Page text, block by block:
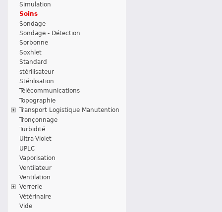
Simulation
Soins
Sondage
Sondage - Détection
Sorbonne
Soxhlet
Standard
stérilisateur
Stérilisation
Télécommunications
Topographie
Transport Logistique Manutention
Tronçonnage
Turbidité
Ultra-Violet
UPLC
Vaporisation
Ventilateur
Ventilation
Verrerie
Vétérinaire
Vide